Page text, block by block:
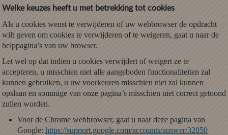
Welke keuzes heeft u met betrekking tot cookies
Als u cookies wenst te verwijderen of uw webbrowser de opdracht
wilt geven om cookies te verwijderen of te weigeren, gaat u naar de
helppagina’s van uw browser.
Let wel op dat indien u cookies verwijdert of weigert ze te
accepteren, u misschien niet alle aangeboden functionaliteiten zal
kunnen gebruiken, u uw voorkeuren misschien niet zal kunnen
opslaan en sommige van onze pagina’s misschien niet correct getoond
zullen worden.
Voor de Chrome webbrowser, gaat u naar deze pagina van
Google: https://support.google.com/accounts/answer/32050